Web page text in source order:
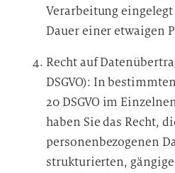
Verarbeitung
Dauer einer etwaigen
Recht auf
DSGVO): In
20 DSGVO im
haben Sie das Recht,
personenbezogenen
strukturierten,